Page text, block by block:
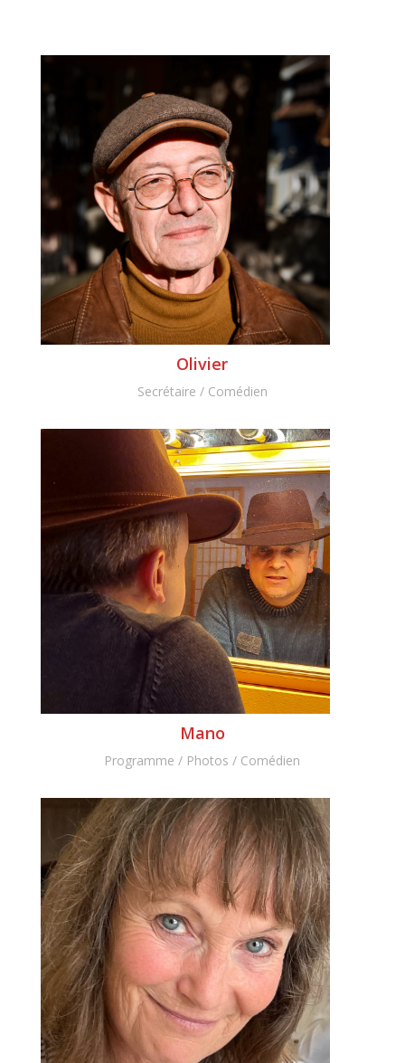
Olivier
Secrétaire / Comédien
Mano
Programme / Photos / Comédien